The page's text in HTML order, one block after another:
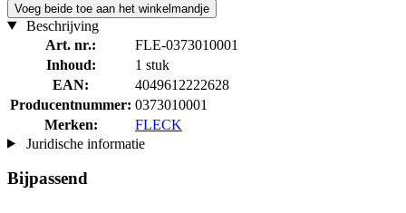
Voeg beide toe aan het winkelmandje
Beschrijving
Art. nr.:
FLE-0373010001
Inhoud:
1 stuk
EAN:
4049612222628
Producentnummer: 0373010001
Merken:
FLECK
Juridische informatie
Bijpassend